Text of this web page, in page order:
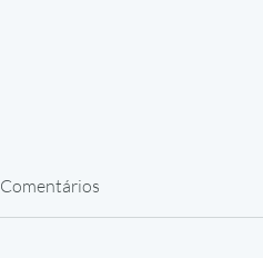
Comentários